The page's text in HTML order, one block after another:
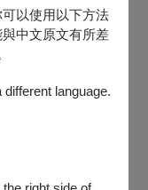
以使用以下方法
中文原文有所差
language.
，同時也是一位著名
種國際比賽中屢獲
和Laurendale
來多首自己的作
滿表現力和感染力
曲家的合唱作品，
無限期待的聽覺盛